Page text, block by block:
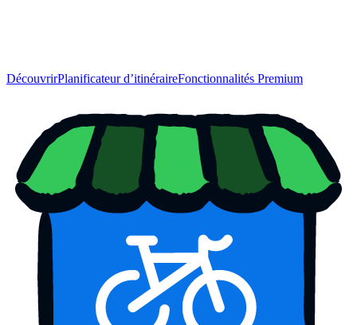
DécouvrirPlanificateur d’itinéraireFonctionnalités Premium